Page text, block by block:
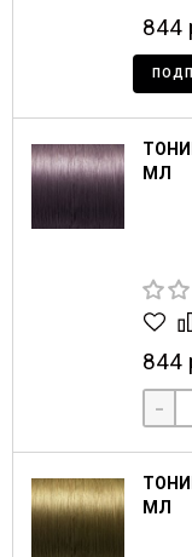
844
МЛ
844
-
МЛ